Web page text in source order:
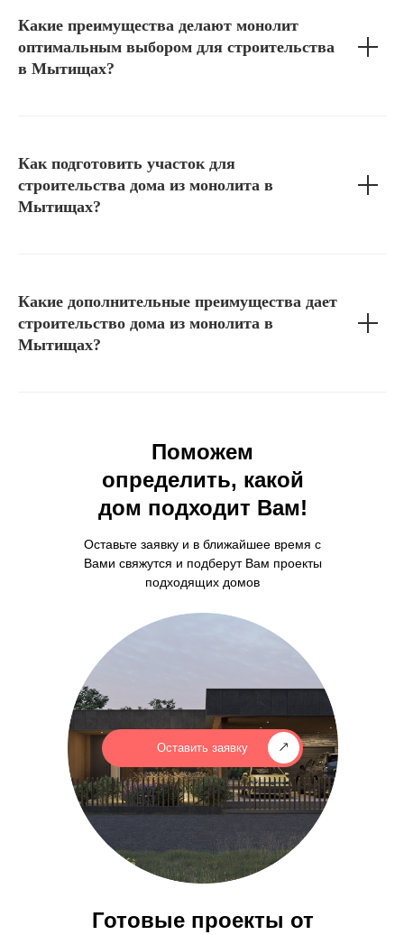
Какие преимущества делают монолит
оптимальным выбором для строительства
в Мытищах?
Как подготовить участок для
строительства дома из монолита в
Мытищах?
Какие дополнительные преимущества дает
строительство дома из монолита в
Мытищах?
Оставить заявку
Готовые проекты от
Поможем
определить, какой
дом подходит Вам!
Оставьте заявку и в ближайшее время с
Вами свяжутся и подберут Вам проекты
подходящих домов